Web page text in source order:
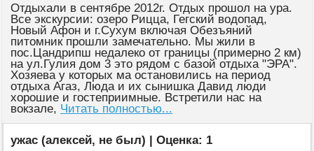
Отдыхали в сентябре 2012г. Отдых прошол на ура.
Все экскурсии: озеро Рицца, Гегский водопад,
Новый Афон и г.Сухум включая Обезъяний
питомник прошли замечательно. Мы жили в
пос.Цандрипш недалеко от границы (примерно 2 км)
на ул.Гулия дом 3 это рядом с базой отдыха "ЭРА".
Хозяева у которых ма остановились на период
отдыха Агаз, Люда и их сынишка Давид люди
хорошие и гостеприимные. Встретили нас на
вокзале, Читать полностью...
ужас (алексей, не был) | Оценка: 1